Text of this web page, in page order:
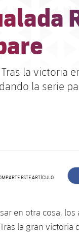
la victoria
la serie
ESTE ARTÍCULO
en otra cosa,
la gran victoria